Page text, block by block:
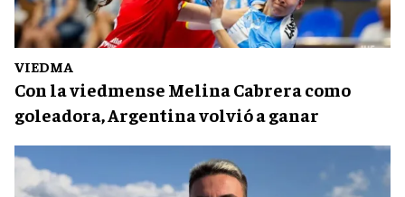
VIEDMA
Con la viedmense Melina Cabrera como
goleadora, Argentina volvió a ganar